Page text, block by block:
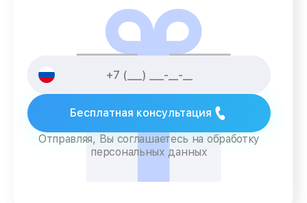
Бесплатная консультация
Отправляя, Вы соглашаетесь на обработку
персональных данных